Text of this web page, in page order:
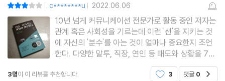
성공은 작은 일에서 시작된다
동료 사이의 넘지 말아야 할 선
대체 불가한 인재가 되는 길
내 안의 숨겨진 장점을 발견하라
다른 사람의 잘못을 덮어쓰지 마라
| c********u | 2022.06.06
10년 넘게 커뮤니케이션 전문가로 활동 중인 저자는
관계 혹은 사회성을 기르는데 이런 '선'을 지키는 것
에 자신의 '분수'를 아는 것이 얼마나 중요한지 조언
한다. 다양한 말투, 직장, 연인 등 태도와 상황을 7가
지 챕터로 다루는 데 읽어보면 솔깃한 내용이 담겼
다. 요즘에는 잘 쓰지 않는 것 같지만 내가 어릴 땐
3명이 이 리뷰를 추천합니다. 3 댓글 0